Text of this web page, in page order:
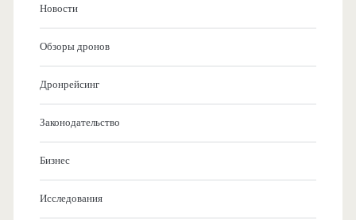
Новости
Обзоры дронов
Дронрейсинг
Законодательство
Бизнес
Исследования